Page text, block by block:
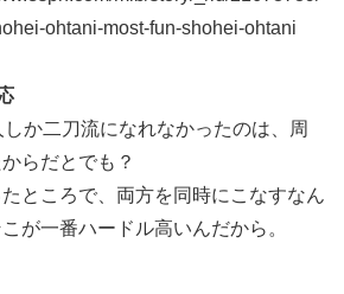
ohtani-most-fun-shohei-ohtani
か二刀流になれなかったのは、周
らだとでも？
ところで、両方を同時にこなすなん
が一番ハードル高いんだから。